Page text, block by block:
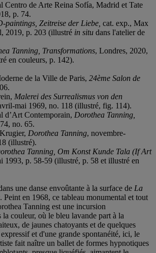
Centro de Arte Reina Sofía, Madrid et Tate
p. 74.
paintings, Zeitreise der Liebe, cat. exp., Max
2019, p. 203 (illustré in situ dans l'atelier de
Tanning, Transformations, Londres, 2020,
en couleurs, p. 142).
de la Ville de Paris, 24ème Salon de
Malerei des Surrealismus von den
mai 1969, no. 118 (illustré, fig. 114).
d’Art Contemporain, Dorothea Tanning,
no. 65.
Dorothea Tanning, novembre-
(illustré).
Tanning, Om Konst Kunde Tala (If Art
1993, p. 58-59 (illustré, p. 58 et illustré en
une danse envoûtante à la surface de La
. Peint en 1968, ce tableau monumental et tout
Tanning est une incursion
couleur, où le bleu lavande part à la
de jaunes chatoyants et de quelques
et d'une grande spontanéité, ici, le
fait naître un ballet de formes hypnotiques